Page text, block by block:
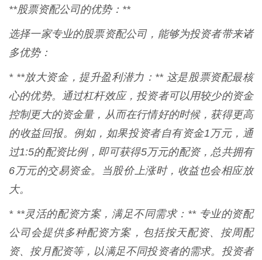
**股票资配公司的优势：**
选择一家专业的股票资配公司，能够为投资者带来诸
多优势：
* **放大资金，提升盈利潜力：** 这是股票资配最核
心的优势。通过杠杆效应，投资者可以用较少的资金
控制更大的资金量，从而在行情好的时候，获得更高
的收益回报。例如，如果投资者自有资金1万元，通
过1:5的配资比例，即可获得5万元的配资，总共拥有
6万元的交易资金。当股价上涨时，收益也会相应放
大。
* **灵活的配资方案，满足不同需求：** 专业的资配
公司会提供多种配资方案，包括按天配资、按周配
资、按月配资等，以满足不同投资者的需求。投资者